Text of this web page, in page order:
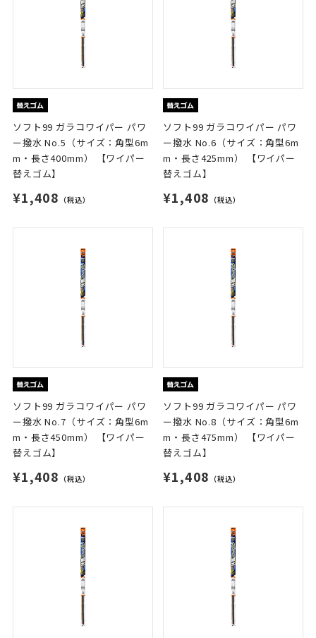
ソフト99 ガラコワイパー パワ
ー撥水 No.5（サイズ：角型6m
m・長さ400mm） 【ワイパー
替えゴム】
¥1,408 （税込）
ソフト99 ガラコワイパー パワ
ー撥水 No.6（サイズ：角型6m
m・長さ425mm） 【ワイパー
替えゴム】
¥1,408 （税込）
ソフト99 ガラコワイパー パワ
ー撥水 No.7（サイズ：角型6m
m・長さ450mm） 【ワイパー
替えゴム】
¥1,408 （税込）
ソフト99 ガラコワイパー パワ
ー撥水 No.8（サイズ：角型6m
m・長さ475mm） 【ワイパー
替えゴム】
¥1,408 （税込）